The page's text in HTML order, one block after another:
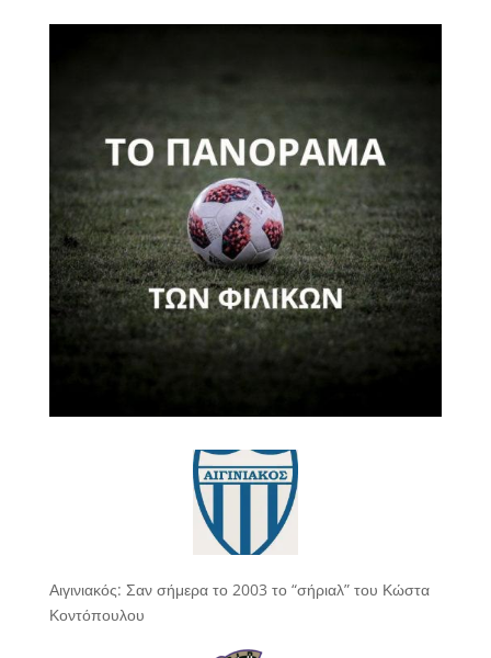
Αιγινιακός: Σαν σήμερα το 2003 το “σήριαλ” του Κώστα
Κοντόπουλου